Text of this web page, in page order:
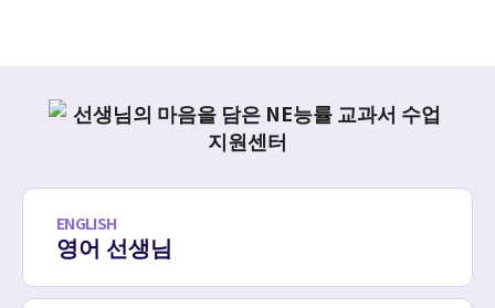
ENGLISH
영어 선생님